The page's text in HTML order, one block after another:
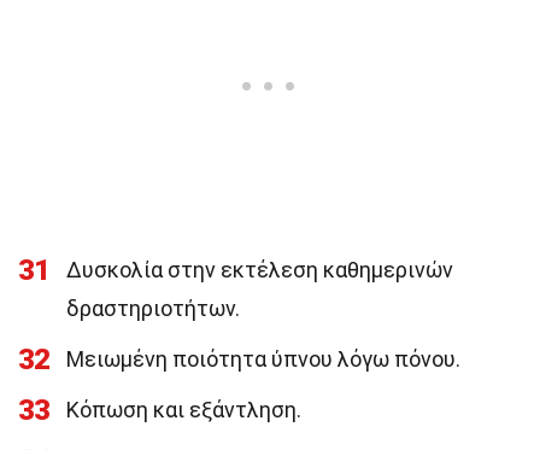
31
Δυσκολία στην εκτέλεση καθημερινών
δραστηριοτήτων.
32 Μειωμένη ποιότητα ύπνου λόγω πόνου.
33 Κόπωση και εξάντληση.